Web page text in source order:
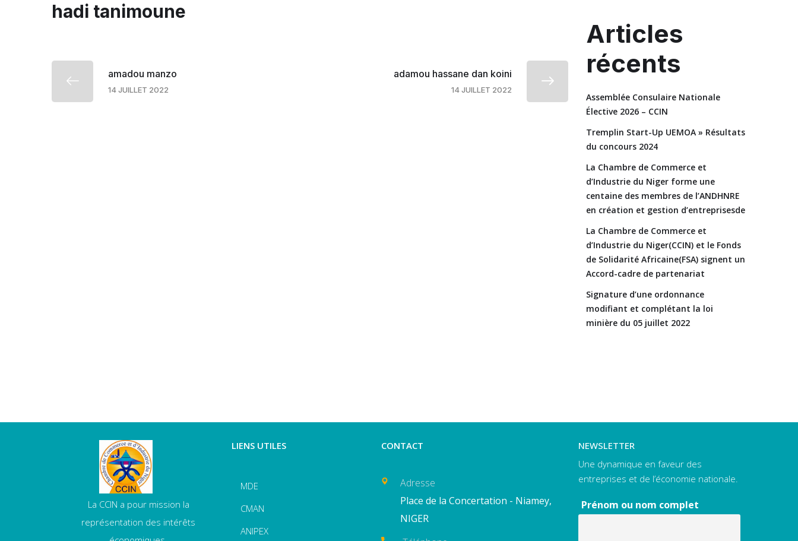
hadi tanimoune
amadou manzo
14 JUILLET 2022
adamou hassane dan koini
14 JUILLET 2022
Articles
récents
Assemblée Consulaire Nationale
Élective 2026 – CCIN
Tremplin Start-Up UEMOA » Résultats
du concours 2024
La Chambre de Commerce et
d’Industrie du Niger forme une
centaine des membres de l’ANDHNRE
en création et gestion d’entreprisesde
La Chambre de Commerce et
d’Industrie du Niger(CCIN) et le Fonds
de Solidarité Africaine(FSA) signent un
Accord-cadre de partenariat
Signature d’une ordonnance
modifiant et complétant la loi
minière du 05 juillet 2022
La CCIN a pour mission la
représentation des intérêts
LIENS UTILES
MDE
CMAN
ANIPEX
CONTACT
Adresse
Place de la Concertation - Niamey,
NIGER
NEWSLETTER
Une dynamique en faveur des
entreprises et de l’économie nationale.
Prénom ou nom complet